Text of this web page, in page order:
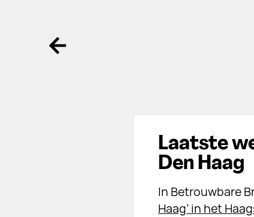
Ga terug
Laatste
Den Haag
In Betrouwbare
Haag’ in het